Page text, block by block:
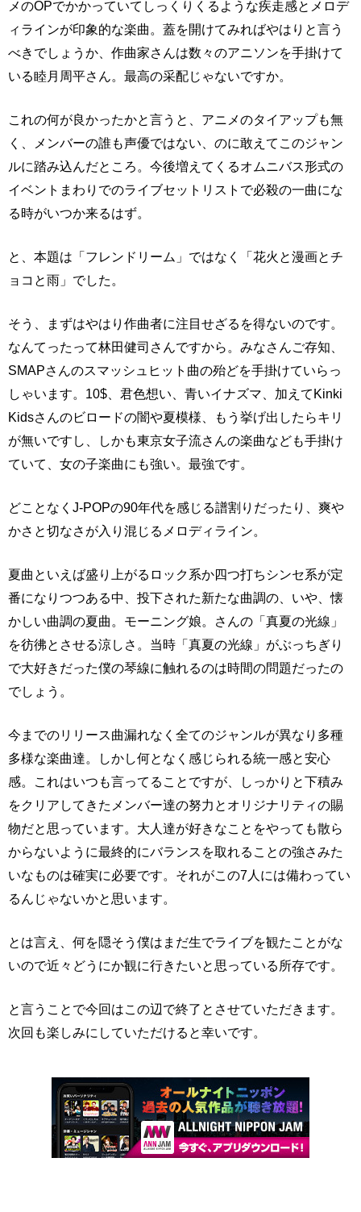
メのOPでかかっていてしっくりくるような疾走感とメロデ
ィラインが印象的な楽曲。蓋を開けてみればやはりと言う
べきでしょうか、作曲家さんは数々のアニソンを手掛けて
いる睦月周平さん。最高の采配じゃないですか。
これの何が良かったかと言うと、アニメのタイアップも無
く、メンバーの誰も声優ではない、のに敢えてこのジャン
ルに踏み込んだところ。今後増えてくるオムニバス形式の
イベントまわりでのライブセットリストで必殺の一曲にな
る時がいつか来るはず。
と、本題は「フレンドリーム」ではなく「花火と漫画とチ
ョコと雨」でした。
そう、まずはやはり作曲者に注目せざるを得ないのです。
なんてったって林田健司さんですから。みなさんご存知、
SMAPさんのスマッシュヒット曲の殆どを手掛けていらっ
しゃいます。10$、君色想い、青いイナズマ、加えてKinki
Kidsさんのビロードの闇や夏模様、もう挙げ出したらキリ
が無いですし、しかも東京女子流さんの楽曲なども手掛け
ていて、女の子楽曲にも強い。最強です。
どことなくJ-POPの90年代を感じる譜割りだったり、爽や
かさと切なさが入り混じるメロディライン。
夏曲といえば盛り上がるロック系か四つ打ちシンセ系が定
番になりつつある中、投下された新たな曲調の、いや、懐
かしい曲調の夏曲。モーニング娘。さんの「真夏の光線」
を彷彿とさせる涼しさ。当時「真夏の光線」がぶっちぎり
で大好きだった僕の琴線に触れるのは時間の問題だったの
でしょう。
今までのリリース曲漏れなく全てのジャンルが異なり多種
多様な楽曲達。しかし何となく感じられる統一感と安心
感。これはいつも言ってることですが、しっかりと下積み
をクリアしてきたメンバー達の努力とオリジナリティの賜
物だと思っています。大人達が好きなことをやっても散ら
からないように最終的にバランスを取れることの強さみた
いなものは確実に必要です。それがこの7人には備わってい
るんじゃないかと思います。
とは言え、何を隠そう僕はまだ生でライブを観たことがな
いので近々どうにか観に行きたいと思っている所存です。
と言うことで今回はこの辺で終了とさせていただきます。
次回も楽しみにしていただけると幸いです。